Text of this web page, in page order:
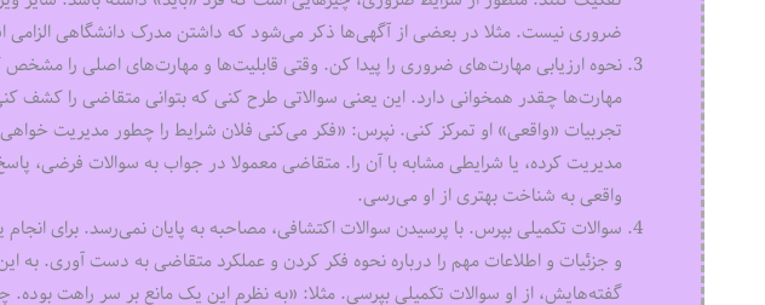
ضروری نیست. مثلا در بعضی از آگهی‌ها ذکر می‌شود که داشتن مدرک دانشگاهی الزامی
نحوه ارزیابی مهارت‌های ضروری را پیدا کن. وقتی قابلیت‌ها و مهارت‌های اصلی را مشخص
مهارت‌ها چقدر همخوانی دارد. این یعنی سوالاتی طرح کنی که بتوانی متقاضی را
تجربیات «واقعی» او تمرکز کنی. نپرس: «فکر می‌کنی فلان شرایط را چطور مدیریت
مدیریت کرده، یا شرایطی مشابه با آن را. متقاضی معمولا در جواب به سوالات فرضی،
واقعی به شناخت بهتری از او می‌رسی.
سوالات تکمیلی بپرس. با پرسیدن سوالات اکتشافی، مصاحبه به پایان نمی‌رسد. برای
و جزئیات و اطلاعات مهم را درباره نحوه فکر کردن و عملکرد متقاضی به دست آوری.
گفته‌هایش، از او سوالات تکمیلی بپرسی. مثلا: «به نظرم این یک مانع بر سر راهت بوده.